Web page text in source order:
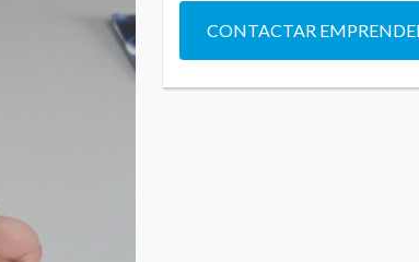
CONTACTAR